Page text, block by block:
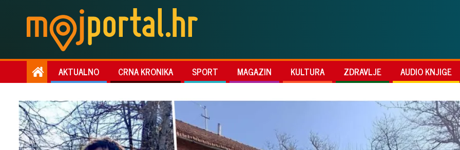
AKTUALNO CRNA KRONIKA SPORT MAGAZIN KULTURA ZDRAVLJE AUDIO KNJIGE